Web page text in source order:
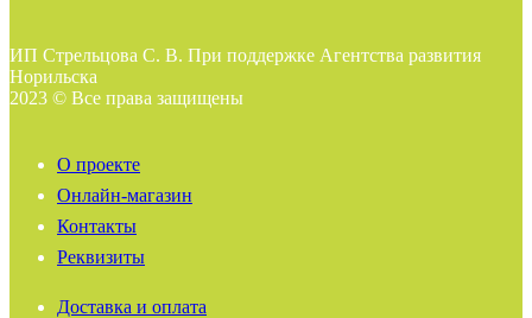
ИП Стрельцова С. В. При поддержке Агентства развития
Норильска
2023 © Все права защищены
О проекте
Онлайн-магазин
Контакты
Реквизиты
Доставка и оплата